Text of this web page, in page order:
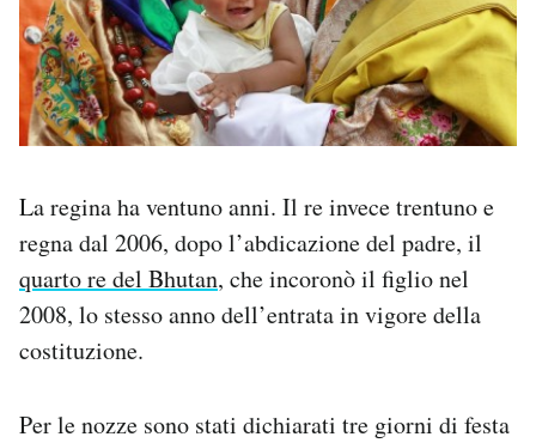
La regina ha ventuno anni. Il re invece trentuno e
regna dal 2006, dopo l’abdicazione del padre, il
quarto re del Bhutan, che incoronò il figlio nel
2008, lo stesso anno dell’entrata in vigore della
costituzione.
Per le nozze sono stati dichiarati tre giorni di festa